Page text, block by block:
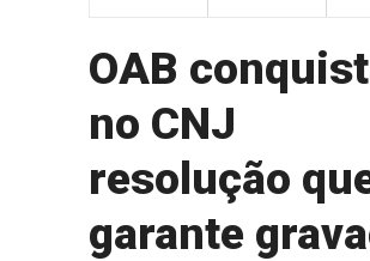
OAB
no CNJ
resolução
garante